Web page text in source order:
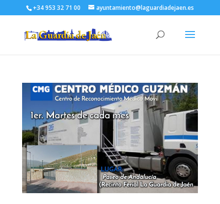
+34 953 32 71 00 ayuntamiento@laguardiadejaen.es